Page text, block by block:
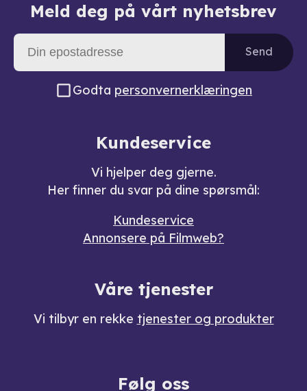
Meld deg på vårt nyhetsbrev
Send
Godta personvernerklæringen
Kundeservice
Vi hjelper deg gjerne.
Her finner du svar på dine spørsmål:
Kundeservice
Annonsere på Filmweb?
Våre tjenester
Vi tilbyr en rekke tjenester og produkter
Følg oss